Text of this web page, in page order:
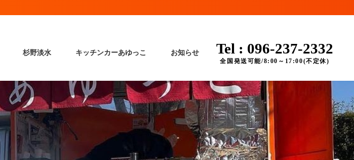
杉野淡水 キッチンカーあゆっこ お知らせ Tel : 096-237-2332